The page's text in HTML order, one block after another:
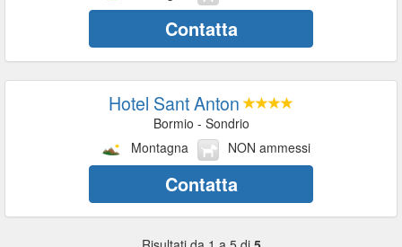
Contatta
Hotel Sant Anton
Bormio - Sondrio
Montagna
NON ammessi
Contatta